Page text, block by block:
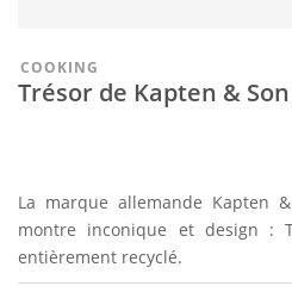
COOKING
Trésor de Kapten & Son
La marque allemande Kapten
montre inconique et design :
entièrement recyclé.